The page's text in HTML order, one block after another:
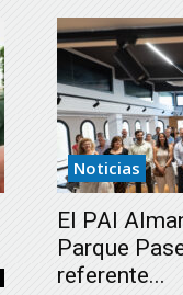
Noticias
El PAI
Parque
referente...